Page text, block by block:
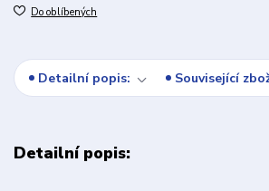
Do oblíbených
Detailní popis: Související
Detailní popis: